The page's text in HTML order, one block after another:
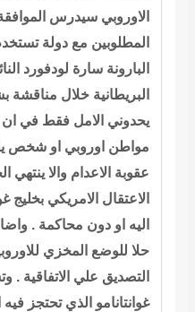
الاوروبي سيدرس
المطلوبين مع دولة
البارونة سارة لودفورد
البريطانية خلال مناقشة
يحدوني الامل فقط في ان
مواطن اوروبي او شخص
عقوبة الاعدام والا
الاعتقال الامريكي بخليج
اليه او دون محاكمة .
حلا للوضع المخزي
التصديق علي الاتفاقية
غوانتانامو الذي تحتجز